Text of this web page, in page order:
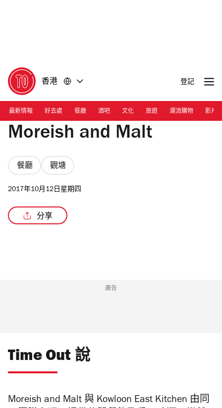
香港 登記
最新情報 好去處 餐廳 酒吧 文化 旅遊 潮流購物 影片
Moreish and Malt
餐廳 觀塘
2017年10月12日星期四
分享
廣告
Time Out 說
Moreish and Malt 與 Kowloon East Kitchen 由同